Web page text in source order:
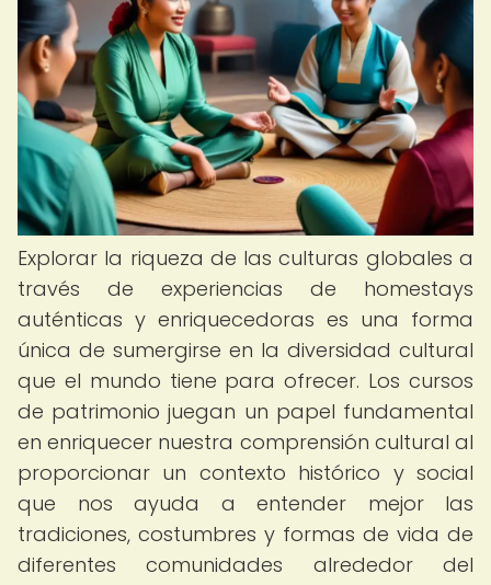
Explorar la riqueza de las culturas globales a
través de experiencias de homestays
auténticas y enriquecedoras es una forma
única de sumergirse en la diversidad cultural
que el mundo tiene para ofrecer. Los cursos
de patrimonio juegan un papel fundamental
en enriquecer nuestra comprensión cultural al
proporcionar un contexto histórico y social
que nos ayuda a entender mejor las
tradiciones, costumbres y formas de vida de
diferentes comunidades alrededor del